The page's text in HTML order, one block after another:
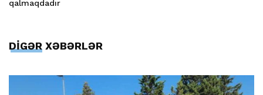
qalmaqdadır
DİGƏR XƏBƏRLƏR